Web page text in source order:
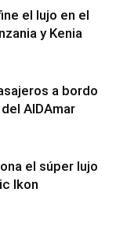
el lujo en el
y Kenia
a bordo
AIDAmar
el súper lujo
Ikon